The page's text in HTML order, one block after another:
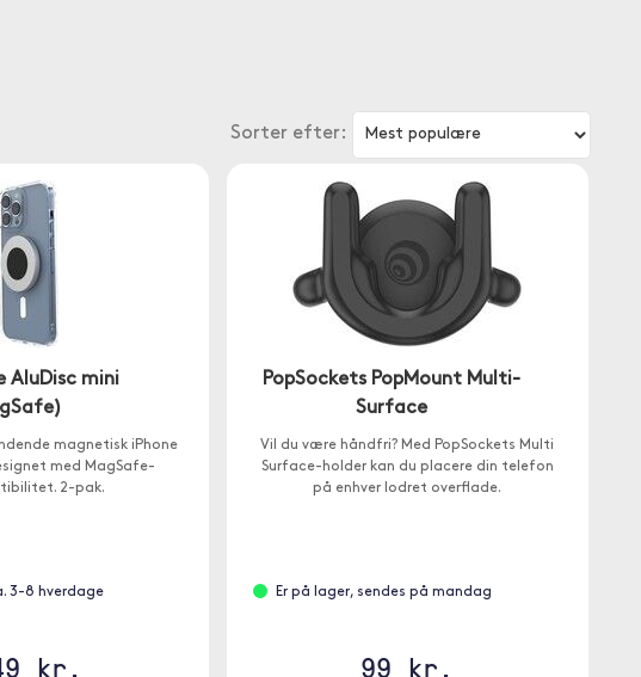
Sorter efter:
AluDisc mini
magnetisk iPhone
med MagSafe-
2-pak.
3-8 hverdage
kr.
PopSockets PopMount Multi-
Surface
Vil du være håndfri? Med PopSockets Multi
Surface-holder kan du placere din telefon
på enhver lodret overflade.
Er på lager, sendes på mandag
99 kr.